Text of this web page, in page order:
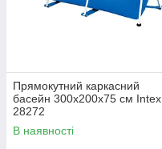
Прямокутний каркасний
басейн 300x200x75 см Intex
28272
В наявності